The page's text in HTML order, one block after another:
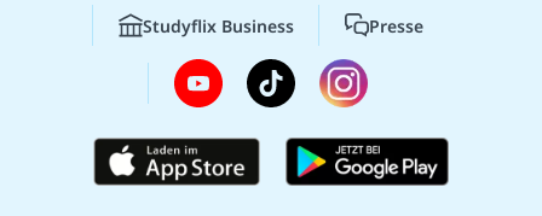
Studyflix Business Presse